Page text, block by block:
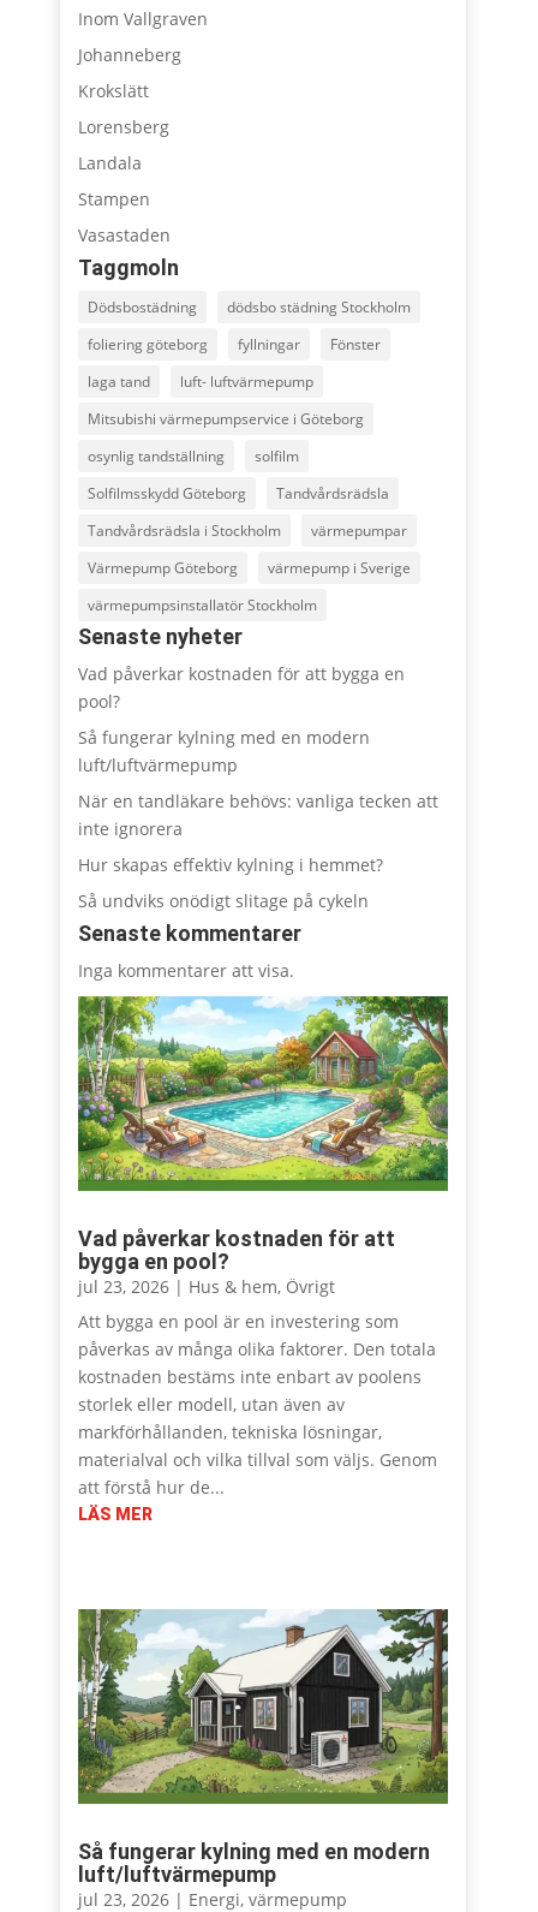
Inom Vallgraven
Johanneberg
Krokslätt
Lorensberg
Landala
Stampen
Vasastaden
Taggmoln
Dödsbostädning
dödsbo städning Stockholm
foliering göteborg
fyllningar
Fönster
laga tand
luft- luftvärmepump
Mitsubishi värmepumpservice i Göteborg
osynlig tandställning
solfilm
Solfilmsskydd Göteborg
Tandvårdsrädsla
Tandvårdsrädsla i Stockholm
värmepumpar
Värmepump Göteborg
värmepump i Sverige
värmepumpsinstallatör Stockholm
Senaste nyheter
Vad påverkar kostnaden för att bygga en
pool?
Så fungerar kylning med en modern
luft/luftvärmepump
När en tandläkare behövs: vanliga tecken att
inte ignorera
Hur skapas effektiv kylning i hemmet?
Så undviks onödigt slitage på cykeln
Senaste kommentarer
Inga kommentarer att visa.
Vad påverkar kostnaden för att
bygga en pool?
jul 23, 2026| Hus & hem, Övrigt
Att bygga en pool är en investering som
påverkas av många olika faktorer. Den totala
kostnaden bestäms inte enbart av poolens
storlek eller modell, utan även av
markförhållanden, tekniska lösningar,
materialval och vilka tillval som väljs. Genom
att förstå hur de...
LÄS MER
Så fungerar kylning med en modern
luft/luftvärmepump
jul 23, 2026| Energi, värmepump